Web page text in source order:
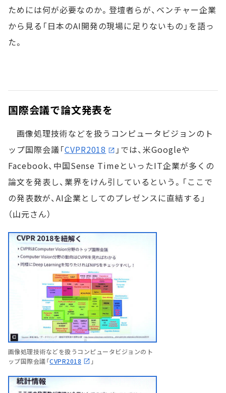
ためには何が必要なのか。登壇者らが、ベンチャー企業
から見る「日本のAI開発の現場に足りないもの」を語っ
た。
国際会議で論文発表を
画像処理技術などを扱うコンピュータビジョンのト
ップ国際会議「CVPR2018
」では、米Googleや
Facebook、中国Sense TimeといったIT企業が多くの
論文を発表し、業界をけん引しているという。「ここで
の発表数が、AI企業としてのプレゼンスに直結する」
（山元さん）
画像処理技術などを扱うコンピュータビジョンのト
ップ国際会議「CVPR2018 」